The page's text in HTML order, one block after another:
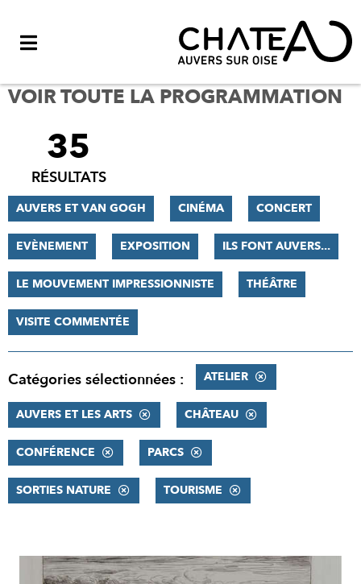
VOIR TOUTE LA PROGRAMMATION
FILTRER
RÉSULTATS
35
RÉSULTATS
AUVERS ET VAN GOGH CINÉMA CONCERT
EVÈNEMENT EXPOSITION ILS FONT AUVERS...
LE MOUVEMENT IMPRESSIONNISTE THÉÂTRE
VISITE COMMENTÉE
Catégories sélectionnées : ATELIER
AUVERS ET LES ARTS CHÂTEAU
CONFÉRENCE PARCS
SORTIES NATURE TOURISME
RÉSULTATS